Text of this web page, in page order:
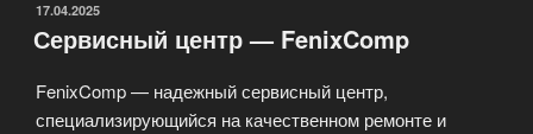
компьютерных
ОПУБЛИКОВАНО
17.04.2025
Сервисный центр — FenixComp
FenixComp — надежный сервисный центр,
специализирующийся на качественном ремонте и